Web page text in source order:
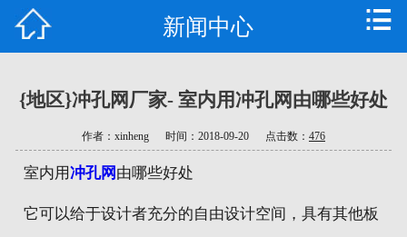
技术支持
新闻中心
{地区}冲孔网厂家- 室内用冲孔网由哪些好处
作者：xinheng 时间：2018-09-20 点击数： 476
室内用冲孔网 由哪些好处
它可以给于设计者充分的自由设计空间，具有其他板